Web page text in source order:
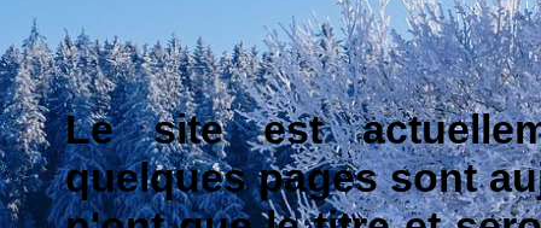
Le site est
quelques pages sont